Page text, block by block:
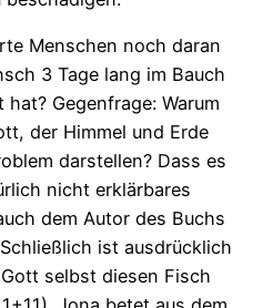
Menschen noch daran
3 Tage lang im Bauch
Gegenfrage: Warum
der Himmel und Erde
darstellen? Dass es
nicht erklärbares
dem Autor des Buchs
ist ausdrücklich
selbst diesen Fisch